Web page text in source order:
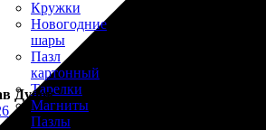
Кружки
Новогодние
шары
Пазл
картонный
Тарелки
Магниты
Пазлы
Дубов :